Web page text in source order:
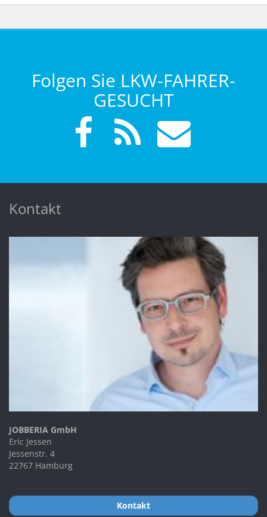
Folgen Sie LKW-FAHRER-
GESUCHT
Kontakt
JOBBERIA GmbH
Eric Jessen
Jessenstr. 4
22767 Hamburg
Kontakt